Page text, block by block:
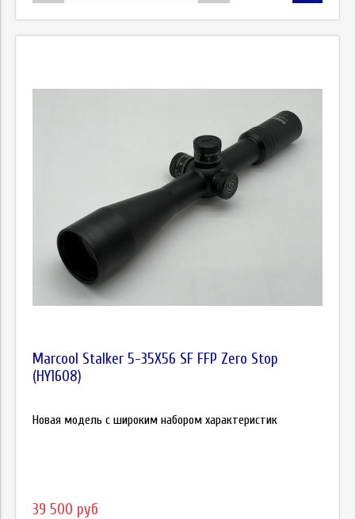
Marcool Stalker 5-35X56 SF FFP Zero Stop
(HY1608)
Новая модель c широким набором характеристик
39 500 руб